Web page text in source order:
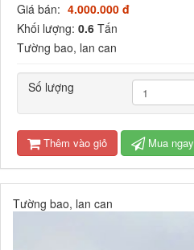
Giá bán: 4.000.000 đ
Khối lượng: 0.6 Tấn
Tường bao, lan can
Số lượng
Thêm vào giỏ Mua ngay
Tường bao, lan can